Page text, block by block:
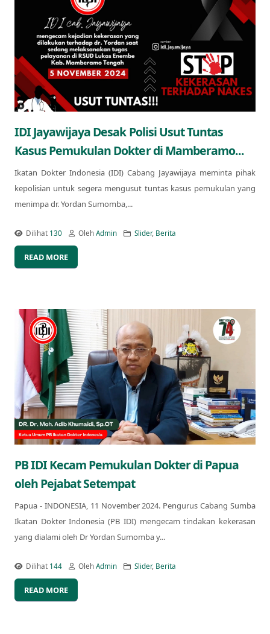
IDI Jayawijaya Desak Polisi Usut Tuntas
Kasus Pemukulan Dokter di Mamberamo...
Ikatan Dokter Indonesia (IDI) Cabang Jayawijaya meminta pihak
kepolisian untuk segera mengusut tuntas kasus pemukulan yang
menimpa dr. Yordan Sumomba,...
Dilihat 130 OlehAdmin Slider, Berita
READ MORE
PB IDI Kecam Pemukulan Dokter di Papua
oleh Pejabat Setempat
Papua - INDONESIA, 11 November 2024. Pengurus Cabang Sumba
Ikatan Dokter Indonesia (PB IDI) mengecam tindakan kekerasan
yang dialami oleh Dr Yordan Sumomba y...
Dilihat 144 OlehAdmin Slider, Berita
READ MORE